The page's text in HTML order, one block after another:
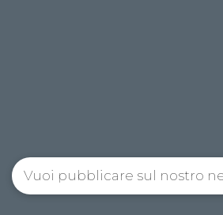
Vuoi pubblicare sul nostro